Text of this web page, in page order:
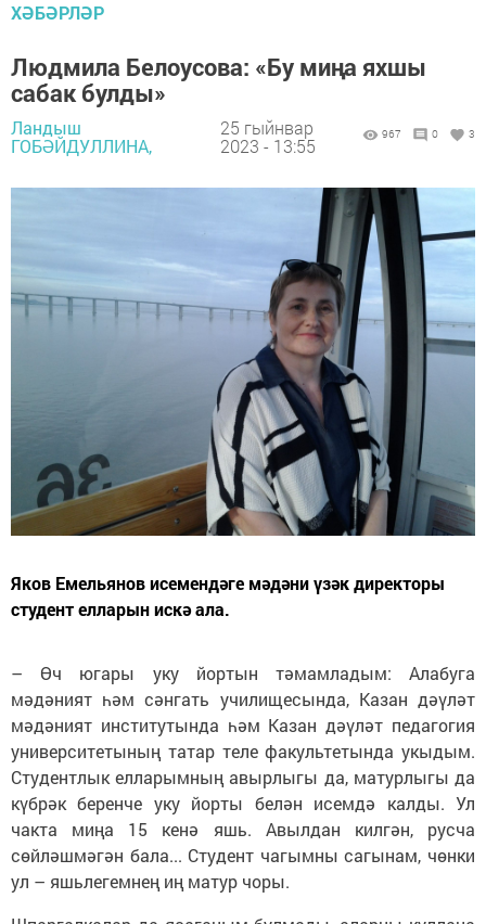
ХӘБӘРЛӘР
Людмила Белоусова: «Бу миңа яхшы
сабак булды»
Ландыш
ГОБӘЙДУЛЛИНА,
25 гыйнвар
2023 - 13:55
967 0 3
Яков Емельянов исемендәге мәдәни үзәк директоры
студент елларын искә ала.
– Өч югары уку йортын тәмамладым: Алабуга
мәдәният һәм сәнгать училищесында, Казан дәүләт
мәдәният институтында һәм Казан дәүләт педагогия
университетының татар теле факультетында укыдым.
Студентлык елларымның авырлыгы да, матурлыгы да
күбрәк беренче уку йорты белән исемдә калды. Ул
чакта миңа 15 кенә яшь. Авылдан килгән, русча
сөйләшмәгән бала... Студент чагымны сагынам, чөнки
ул – яшьлегемнең иң матур чоры.